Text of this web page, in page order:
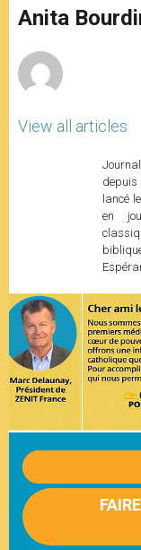
p
p
g
e
o
k
Anita
View all articles
depuis
lancé
en